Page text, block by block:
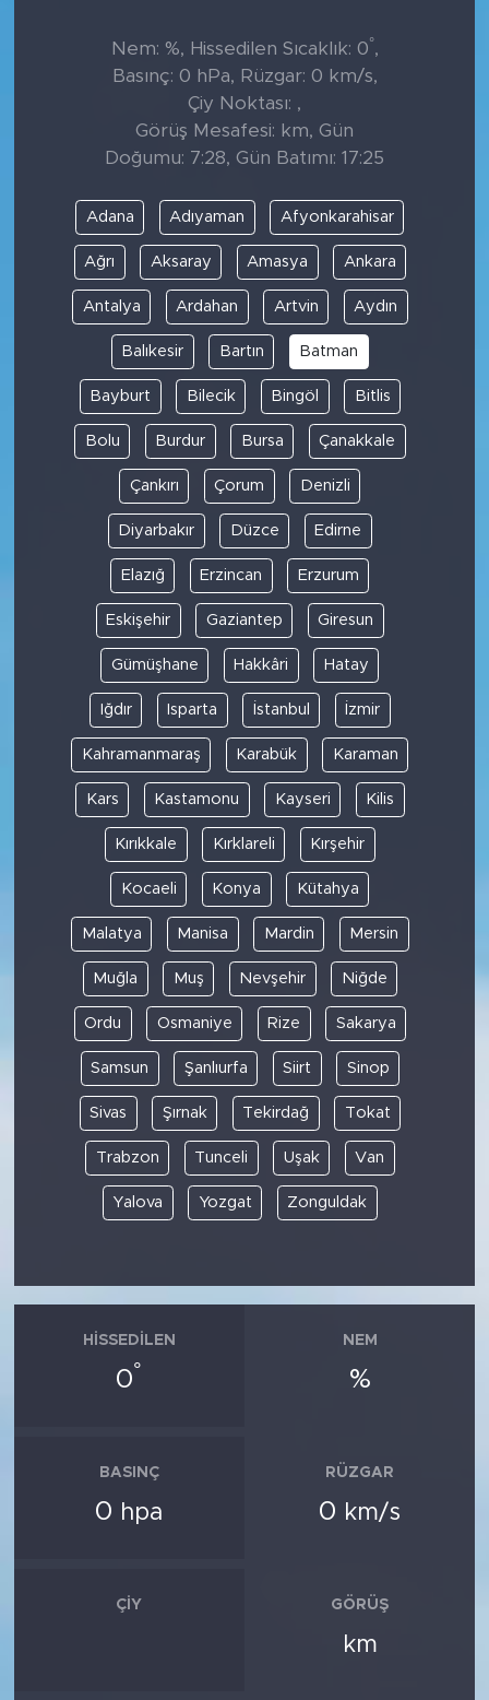
Nem: %, Hissedilen Sıcaklık: 0°,
Basınç: 0 hPa, Rüzgar: 0 km/s,
Çiy Noktası: ,
Görüş Mesafesi: km, Gün
Doğumu: 7:28, Gün Batımı: 17:25
Adana Adıyaman Afyonkarahisar
Ağrı Aksaray Amasya Ankara
Antalya Ardahan Artvin Aydın
Balıkesir Bartın Batman
Bayburt Bilecik Bingöl Bitlis
Bolu Burdur Bursa Çanakkale
Çankırı Çorum Denizli
Diyarbakır Düzce Edirne
Elazığ Erzincan Erzurum
Eskişehir Gaziantep Giresun
Gümüşhane Hakkâri Hatay
Iğdır Isparta İstanbul İzmir
Kahramanmaraş Karabük Karaman
Kars Kastamonu Kayseri Kilis
Kırıkkale Kırklareli Kırşehir
Kocaeli Konya Kütahya
Malatya Manisa Mardin Mersin
Muğla Muş Nevşehir Niğde
Ordu Osmaniye Rize Sakarya
Samsun Şanlıurfa Siirt Sinop
Sivas Şırnak Tekirdağ Tokat
Trabzon Tunceli Uşak Van
Yalova Yozgat Zonguldak
HISSEDILEN
0°
NEM
%
BASINÇ
0 hpa
RÜZGAR
0 km/s
ÇIY GÖRÜŞ
km